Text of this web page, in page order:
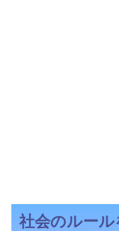
社会のルール